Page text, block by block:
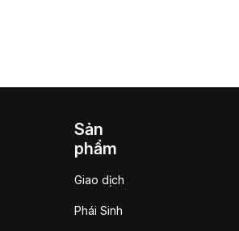
Sản
phẩm
Giao dịch
Phái Sinh